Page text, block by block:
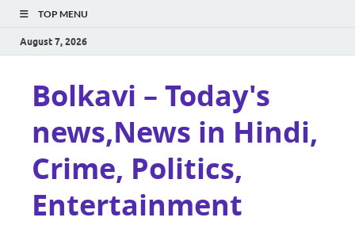
TOP MENU
August 7, 2026
Bolkavi – Today's
news,News in Hindi,
Crime, Politics,
Entertainment